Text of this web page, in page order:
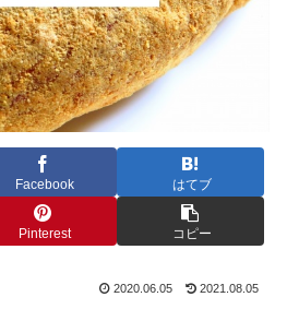
Facebook はてブ
Pinterest コピー
2020.06.05 2021.08.05